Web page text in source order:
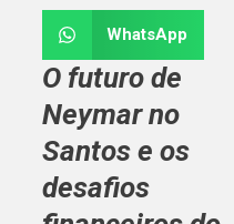
WhatsApp
O futuro de
Neymar no
Santos e os
desafios